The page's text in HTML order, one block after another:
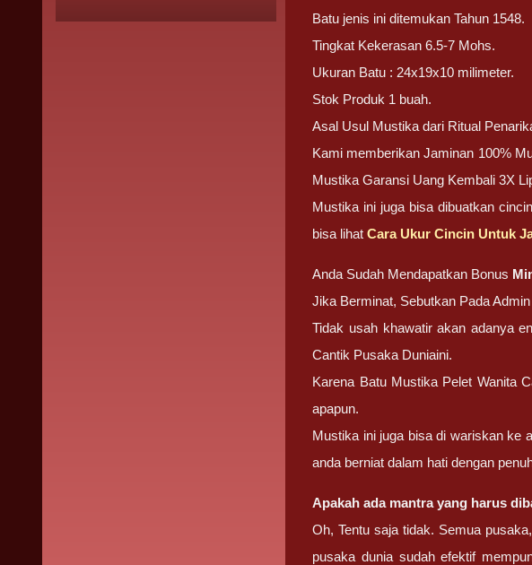
Batu jenis ini ditemukan Tahun 1548.
Tingkat Kekerasan 6.5-7 Mohs.
Ukuran Batu : 24x19x10 milimeter.
Stok Produk 1 buah.
Asal Usul Mustika dari Ritual
Kami memberikan Jaminan 100%
Mustika Garansi Uang Kembali 3X
Mustika ini juga bisa dibuatkan
bisa lihatCara Ukur Cincin Untuk
Anda Sudah Mendapatkan Bonus
Jika Berminat, Sebutkan Pada Admin
Tidak usah khawatir akan adanya
Cantik Pusaka Duniaini.
Karena Batu Mustika Pelet Wanita
apapun.
Mustika ini juga bisa di wariskan ke
anda berniat dalam hati dengan
Apakah ada mantra yang harus
Oh, Tentu saja tidak. Semua
pusaka dunia sudah efektif